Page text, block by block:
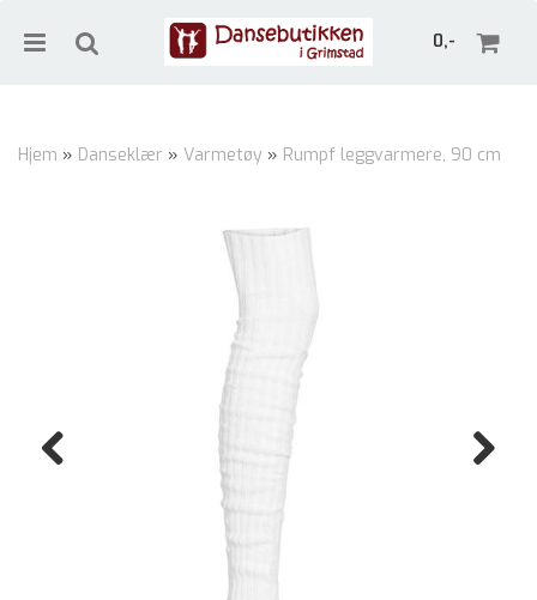
0,-
Hjem » Danseklær » Varmetøy » Rumpf leggvarmere, 90 cm